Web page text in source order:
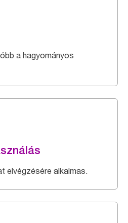
a hagyományos
elvégzésére alkalmas.